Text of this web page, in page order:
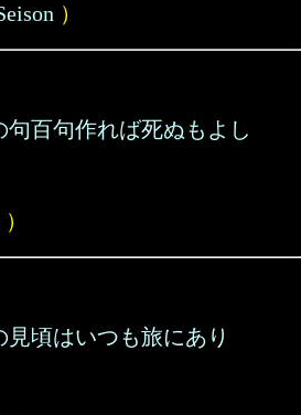
）
百句作れば死ぬもよし
）
頃はいつも旅にあり